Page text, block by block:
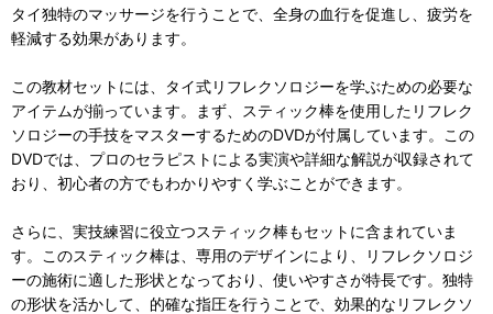
タイ独特のマッサージを行うことで、全身の血行を促進し、疲労を
軽減する効果があります。
この教材セットには、タイ式リフレクソロジーを学ぶための必要な
アイテムが揃っています。まず、スティック棒を使用したリフレク
ソロジーの手技をマスターするためのDVDが付属しています。この
DVDでは、プロのセラピストによる実演や詳細な解説が収録されて
おり、初心者の方でもわかりやすく学ぶことができます。
さらに、実技練習に役立つスティック棒もセットに含まれていま
す。このスティック棒は、専用のデザインにより、リフレクソロジ
ーの施術に適した形状となっており、使いやすさが特長です。独特
の形状を活かして、的確な指圧を行うことで、効果的なリフレクソ